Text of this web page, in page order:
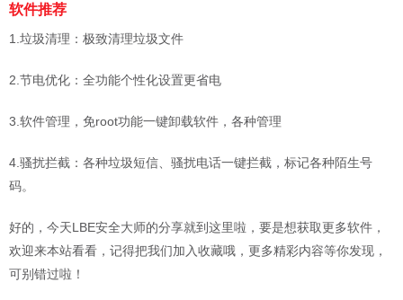
软件推荐
1.垃圾清理：极致清理垃圾文件
2.节电优化：全功能个性化设置更省电
3.软件管理，免root功能一键卸载软件，各种管理
4.骚扰拦截：各种垃圾短信、骚扰电话一键拦截，标记各种陌生号
码。
好的，今天LBE安全大师的分享就到这里啦，要是想获取更多软件，
欢迎来本站看看，记得把我们加入收藏哦，更多精彩内容等你发现，
可别错过啦！